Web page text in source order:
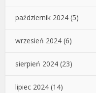
październik 2024 (5)
wrzesień 2024 (6)
sierpień 2024 (23)
lipiec 2024 (14)